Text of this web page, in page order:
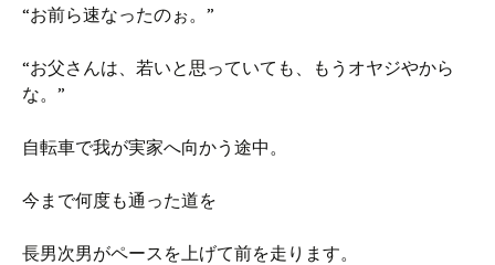
プ
“お前ら速なったのぉ。”
“お父さんは、若いと思っていても、もうオヤジやから
な。”
自転車で我が実家へ向かう途中。
今まで何度も通った道を
長男次男がペースを上げて前を走ります。